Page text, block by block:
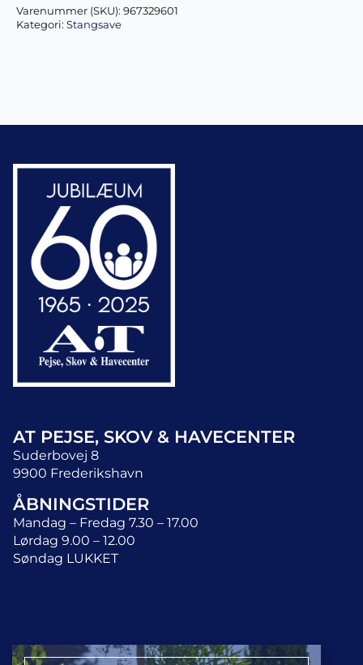
Varenummer (SKU): 967329601
Kategori: Stangsave
AT PEJSE, SKOV & HAVECENTER
Suderbovej 8
9900 Frederikshavn
ÅBNINGSTIDER
Mandag – Fredag 7.30 – 17.00
Lørdag 9.00 – 12.00
Søndag LUKKET
KONTAKT